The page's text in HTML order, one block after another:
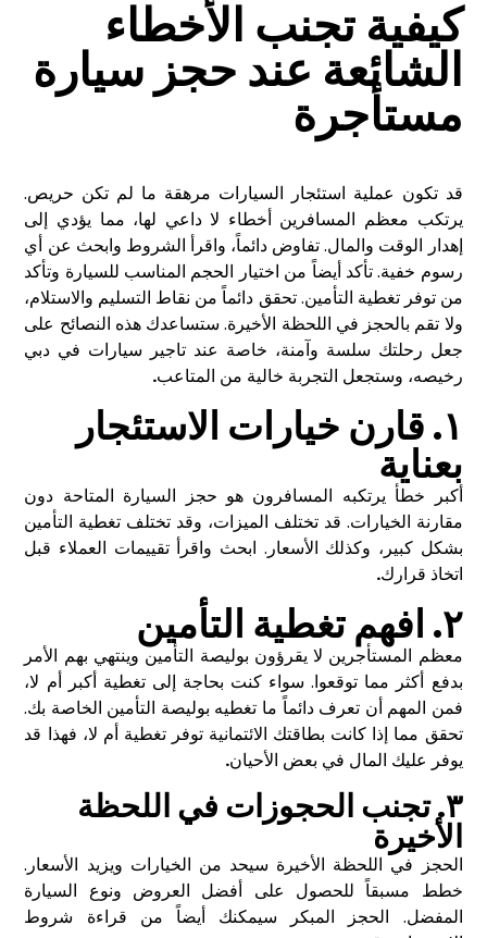
كيفية تجنب الأخطاء
الشائعة عند حجز سيارة
مستأجرة
قد تكون عملية استئجار السيارات مرهقة ما لم تكن حريص.
يرتكب معظم المسافرين أخطاء لا داعي لها، مما يؤدي إلى
إهدار الوقت والمال. تفاوض دائماً، واقرأ الشروط وابحث عن أي
رسوم خفية. تأكد أيضاً من اختيار الحجم المناسب للسيارة وتأكد
من توفر تغطية التأمين. تحقق دائماً من نقاط التسليم والاستلام،
ولا تقم بالحجز في اللحظة الأخيرة. ستساعدك هذه النصائح على
جعل رحلتك سلسة وآمنة، خاصة عند تاجير سيارات في دبي
رخيصه، وستجعل التجربة خالية من المتاعب.
١. قارن خيارات الاستئجار
بعناية
أكبر خطأ يرتكبه المسافرون هو حجز السيارة المتاحة دون
مقارنة الخيارات. قد تختلف الميزات، وقد تختلف تغطية التأمين
بشكل كبير، وكذلك الأسعار. ابحث واقرأ تقييمات العملاء قبل
اتخاذ قرارك.
٢. افهم تغطية التأمين
معظم المستأجرين لا يقرؤون بوليصة التأمين وينتهي بهم الأمر
بدفع أكثر مما توقعوا. سواء كنت بحاجة إلى تغطية أكبر أم لا،
فمن المهم أن تعرف دائماً ما تغطيه بوليصة التأمين الخاصة بك.
تحقق مما إذا كانت بطاقتك الائتمانية توفر تغطية أم لا، فهذا قد
يوفر عليك المال في بعض الأحيان.
٣. تجنب الحجوزات في اللحظة
الأخيرة
الحجز في اللحظة الأخيرة سيحد من الخيارات ويزيد الأسعار.
خطط مسبقاً للحصول على أفضل العروض ونوع السيارة
المفضل. الحجز المبكر سيمكنك أيضاً من قراءة شروط